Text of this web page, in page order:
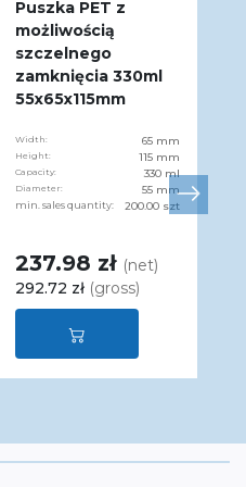
Puszka PET z
możliwością
szczelnego
zamknięcia 330ml
55x65x115mm
Width: 65 mm
Height: 115 mm
Capacity: 330 ml
Diameter: 55 mm
min. sales quantity: 200.00 szt
237.98 zł (net)
292.72 zł (gross)